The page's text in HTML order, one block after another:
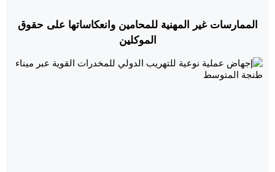
الممارسات غير المهنية للمحامين وانعكاساتها على حقوق
الموكلين